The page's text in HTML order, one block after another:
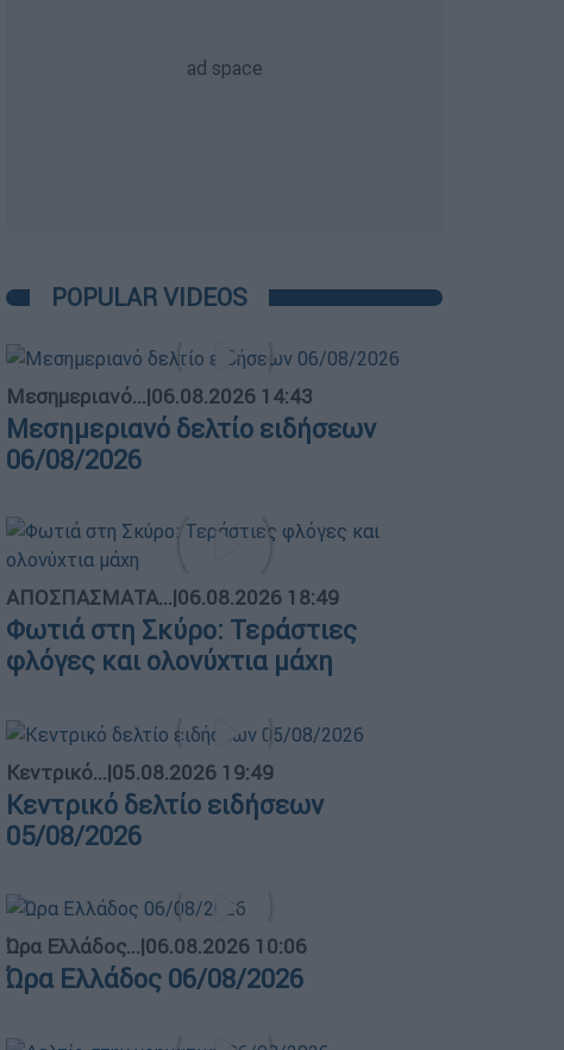
POPULAR VIDEOS
Μεσημεριανό...|06.08.2026 14:43
Μεσημεριανό δελτίο ειδήσεων
06/08/2026
ΑΠΟΣΠΑΣΜΑΤΑ...|06.08.2026 18:49
Φωτιά στη Σκύρο: Τεράστιες
φλόγες και ολονύχτια μάχη
Κεντρικό...|05.08.2026 19:49
Κεντρικό δελτίο ειδήσεων
05/08/2026
Ώρα Ελλάδος...|06.08.2026 10:06
Ώρα Ελλάδος 06/08/2026